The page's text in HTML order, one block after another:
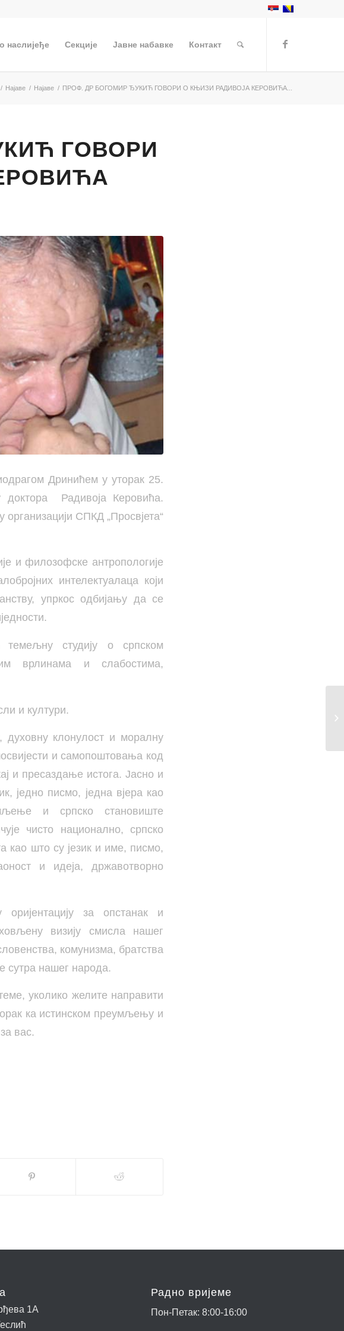
наслијеђе Секције Јавне набавке Контакт
/ Најаве / Најаве / ПРОФ. ДР БОГОМИР ЂУКИЋ ГОВОРИ О КЊИЗИ РАДИВОЈА КЕРОВИЋА...
ГОВОРИ
Дринићем у уторак 25.
доктора Радивоја Керовића.
СПКД „Просвјета“
и филозофске антропологије
интелектуалаца који
упркос одбијању да се
темељну студију о српском
врлинама и слабостима,
и култури.
духовну клонулост и моралну
и самопоштовања код
и пресаздање истога. Јасно и
једно писмо, једна вјера као
и српско становиште
чисто национално, српско
као што су језик и име, писмо,
и идеја, државотворно
за опстанак и
визију смисла нашег
комунизма, братства
сутра нашег народа.
уколико желите направити
ка истинском преумљењу и
вас.
1А
Радно вријеме
Пон-Петак: 8:00-16:00